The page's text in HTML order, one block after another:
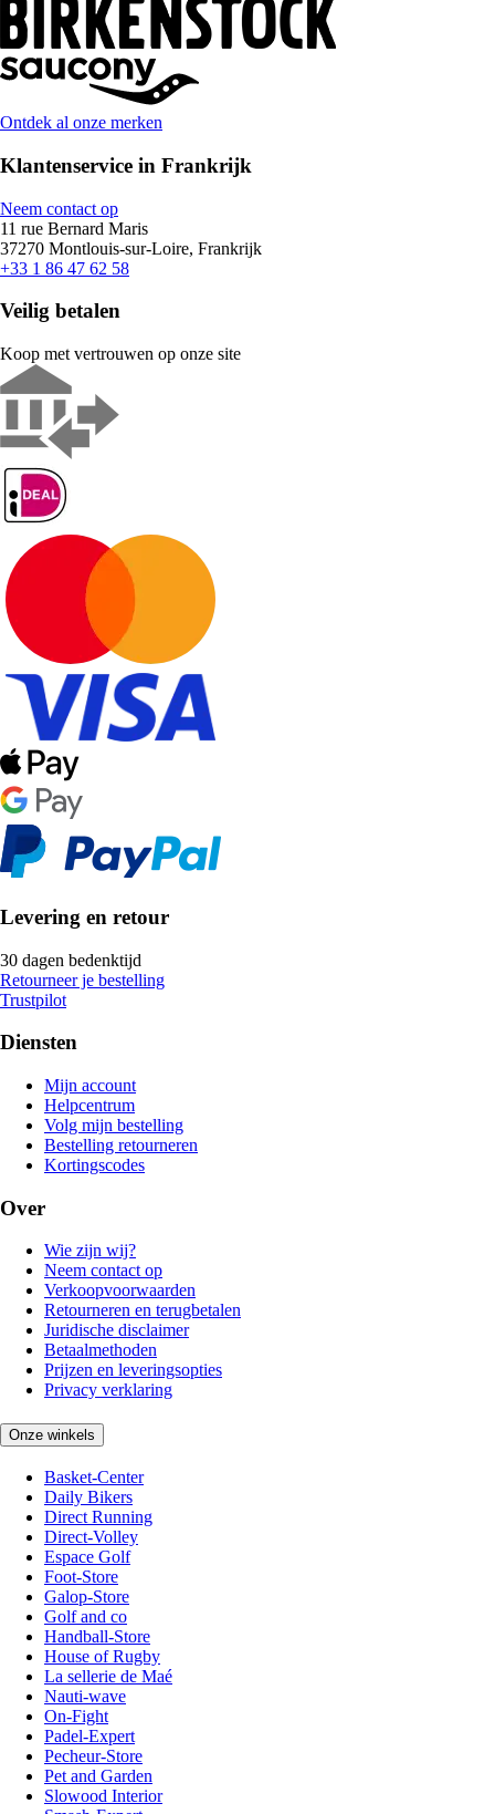
Ontdek al onze merken
Klantenservice in Frankrijk
Neem contact op
11 rue Bernard Maris
37270 Montlouis-sur-Loire, Frankrijk
+33 1 86 47 62 58
Veilig betalen
Koop met vertrouwen op onze site
Levering en retour
30 dagen bedenktijd
Retourneer je bestelling
Trustpilot
Diensten
Mijn account
Helpcentrum
Volg mijn bestelling
Bestelling retourneren
Kortingscodes
Over
Wie zijn wij?
Neem contact op
Verkoopvoorwaarden
Retourneren en terugbetalen
Juridische disclaimer
Betaalmethoden
Prijzen en leveringsopties
Privacy verklaring
Onze winkels
Basket-Center
Daily Bikers
Direct Running
Direct-Volley
Espace Golf
Foot-Store
Galop-Store
Golf and co
Handball-Store
House of Rugby
La sellerie de Maé
Nauti-wave
On-Fight
Padel-Expert
Pecheur-Store
Pet and Garden
Slowood Interior